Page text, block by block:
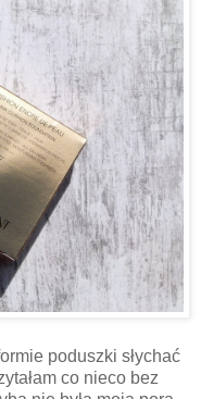
poduszki słychać
co nieco bez